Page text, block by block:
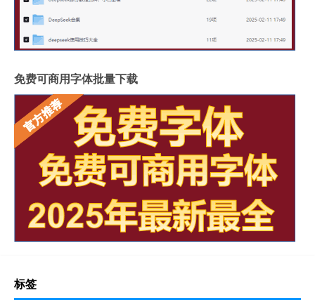
免费可商用字体批量下载
标签